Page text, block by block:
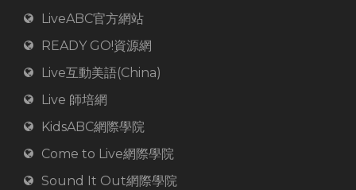
LiveABC官方網站
READY GO!資源網
Live互動美語(China)
Live 師培網
KidsABC網際學院
Come to Live網際學院
Sound It Out網際學院